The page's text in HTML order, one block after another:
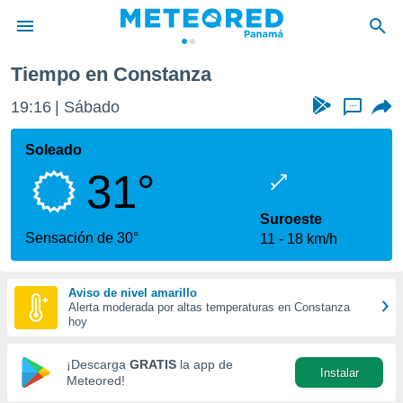
de
ha
calidad.
a este
las
y
forma
digital
basada
Tiempo en Constanza
19:16 Sábado ...
Soleado
31°
Sensación de 30°
Suroeste
11
18 km/h
Aviso de nivel amarillo
Alerta moderada por altas temperaturas en Constanza
hoy
¡Descarga GRATIS la app de
Meteored!
Instalar